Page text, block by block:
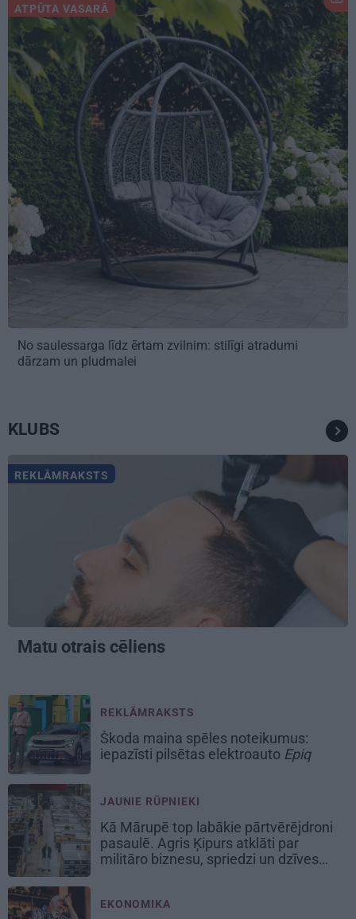
ATPŪTA VASARĀ
No saulessarga līdz ērtam zvilnim: stilīgi atradumi
dārzam un pludmalei
KLUBS
REKLĀMRAKSTS
Matu otrais cēliens
REKLĀMRAKSTS
Škoda maina spēles noteikumus:
iepazīsti pilsētas elektroauto Epiq
JAUNIE RŪPNIEKI
Kā Mārupē top labākie pārtvērējdroni
pasaulē. Agris Ķipurs atklāti par
militāro biznesu, spriedzi un dzīves
EKONOMIKA